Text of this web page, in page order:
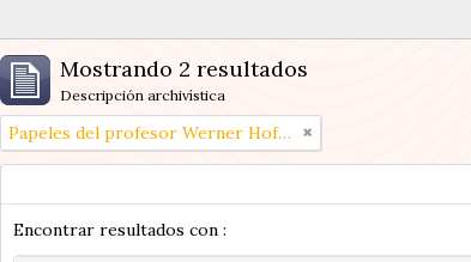
Mostrando 2 resultados
Descripción archivística
Papeles del profesor Werner Hoffmann
Encontrar resultados con :